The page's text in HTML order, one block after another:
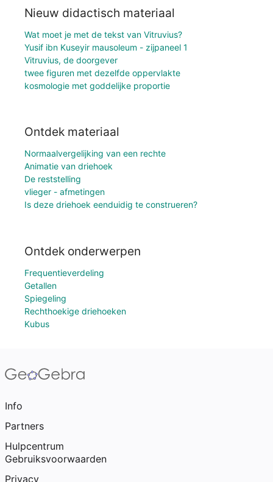
Nieuw didactisch materiaal
Wat moet je met de tekst van Vitruvius?
Yusif ibn Kuseyir mausoleum - zijpaneel 1
Vitruvius, de doorgever
twee figuren met dezelfde oppervlakte
kosmologie met goddelijke proportie
Ontdek materiaal
Normaalvergelijking van een rechte
Animatie van driehoek
De reststelling
vlieger - afmetingen
Is deze driehoek eenduidig te construeren?
Ontdek onderwerpen
Frequentieverdeling
Getallen
Spiegeling
Rechthoekige driehoeken
Kubus
Info
Partners
Hulpcentrum
Gebruiksvoorwaarden
Privacy